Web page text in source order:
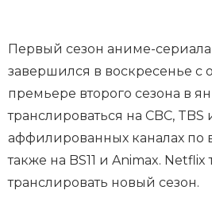
Первый сезон аниме-
завершился в воскресенье с
премьере второго сезона в
транслироваться на CBC, TBS
аффилированных каналах по
также на BS11 и Animax. Netflix
транслировать новый сезон.